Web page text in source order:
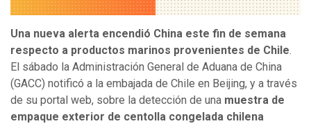
Una nueva alerta encendió China este fin de semana
respecto a productos marinos provenientes de Chile.
El sábado la Administración General de Aduana de China
(GACC) notificó a la embajada de Chile en Beijing, y a través
de su portal web, sobre la detección de una muestra de
empaque exterior de centolla congelada chilena